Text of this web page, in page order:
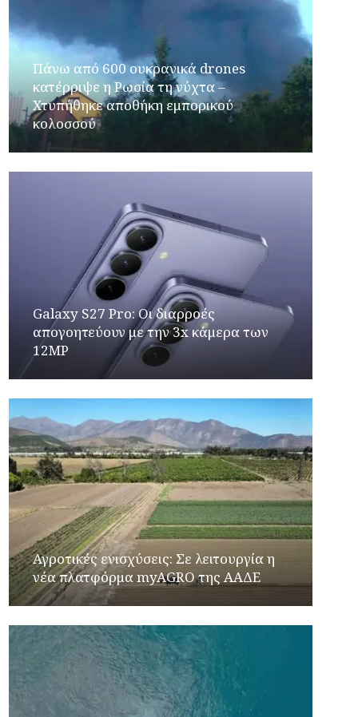
Πάνω από 600 ουκρανικά drones
κατέρριψε η Ρωσία τη νύχτα –
Χτυπήθηκε αποθήκη εμπορικού
κολοσσού
Galaxy S27 Pro: Οι διαρροές
απογοητεύουν με την 3x κάμερα των
12MP
Αγροτικές ενισχύσεις: Σε λειτουργία η
νέα πλατφόρμα myAGRO της ΑΑΔΕ